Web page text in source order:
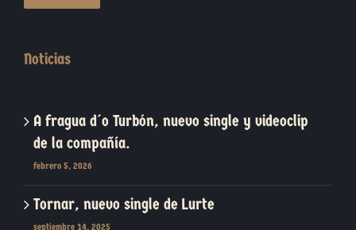
Noticias
A fragua d´o Turbón, nuevo single y videoclip
de la compañía.
febrero 5, 2026
Tornar, nuevo single de Lurte
septiembre 14, 2025